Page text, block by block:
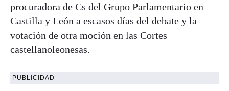
procuradora de Cs del Grupo Parlamentario en
Castilla y León a escasos días del debate y la
votación de otra moción en las Cortes
castellanoleonesas.
PUBLICIDAD